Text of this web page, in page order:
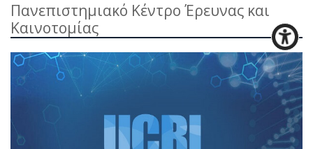
Πανεπιστημιακό Κέντρο Έρευνας και
Καινοτομίας